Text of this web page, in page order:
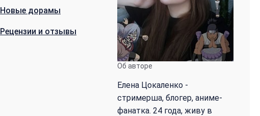
Новые дорамы
Рецензии и отзывы
Об авторе
Елена Цокаленко -
стримерша, блогер, аниме-
фанатка. 24 года, живу в